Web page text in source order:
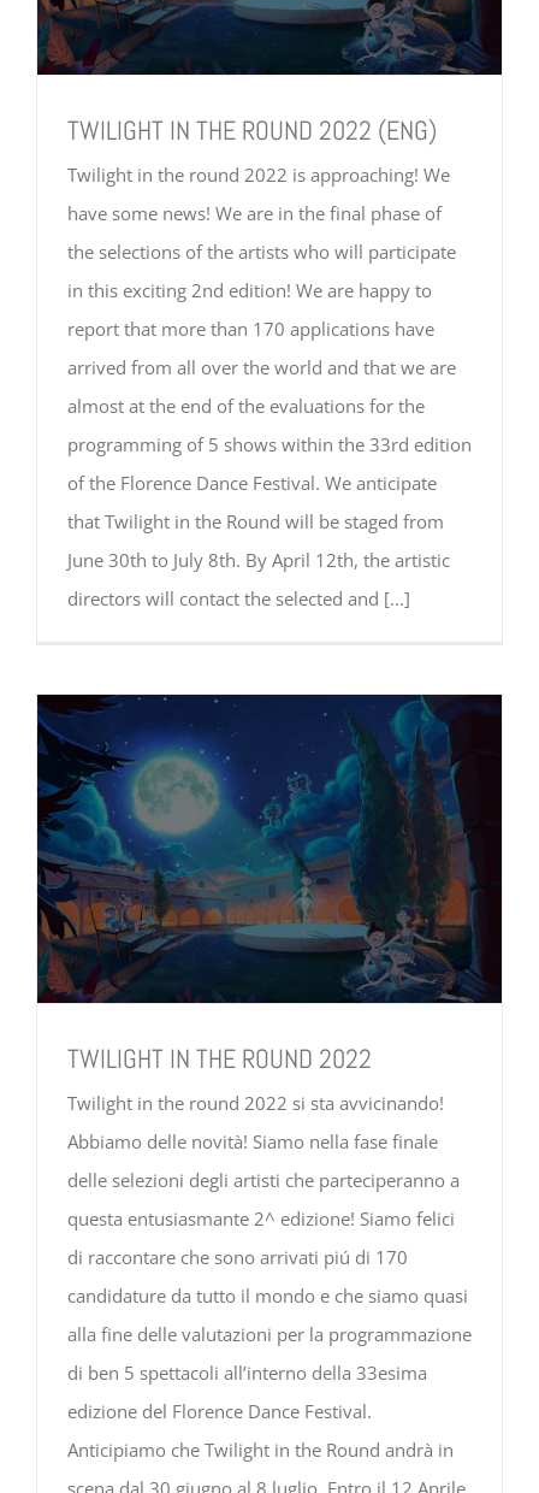
TWILIGHT IN THE ROUND 2022 (ENG)
Twilight in the round 2022 is approaching! We
have some news! We are in the final phase of
the selections of the artists who will participate
in this exciting 2nd edition! We are happy to
report that more than 170 applications have
arrived from all over the world and that we are
almost at the end of the evaluations for the
programming of 5 shows within the 33rd edition
of the Florence Dance Festival. We anticipate
that Twilight in the Round will be staged from
June 30th to July 8th. By April 12th, the artistic
directors will contact the selected and [...]
TWILIGHT IN THE ROUND 2022
Twilight in the round 2022 si sta avvicinando!
Abbiamo delle novità! Siamo nella fase finale
delle selezioni degli artisti che parteciperanno a
questa entusiasmante 2^ edizione! Siamo felici
di raccontare che sono arrivati piú di 170
candidature da tutto il mondo e che siamo quasi
alla fine delle valutazioni per la programmazione
di ben 5 spettacoli all’interno della 33esima
edizione del Florence Dance Festival.
Anticipiamo che Twilight in the Round andrà in